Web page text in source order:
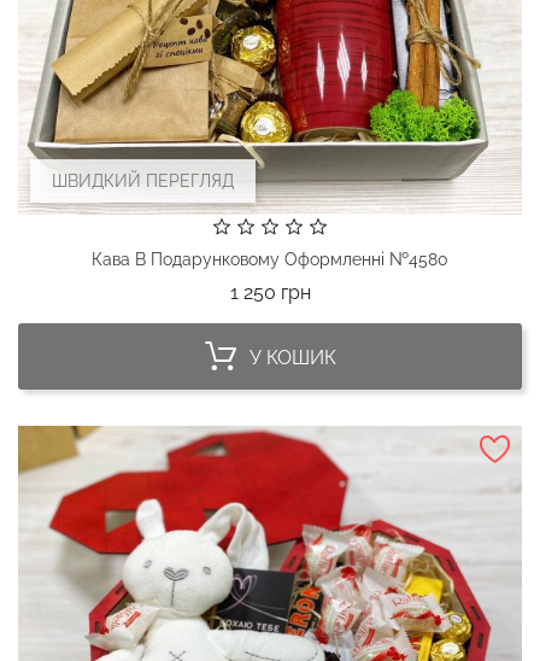
ШВИДКИЙ ПЕРЕГЛЯД
Кава В Подарунковому Оформленні №4580
1 250 грнЦіна
У КОШИК